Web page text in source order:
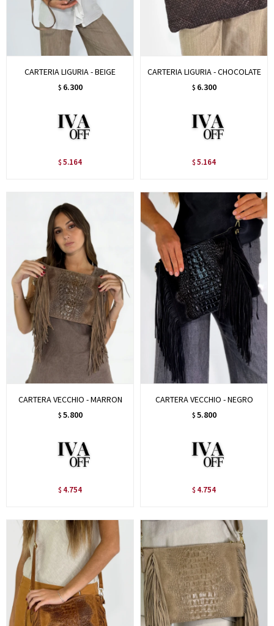
CARTERIA LIGURIA - BEIGE
$ 6.300
$ 5.164
CARTERIA LIGURIA - CHOCOLATE
$ 6.300
$ 5.164
CARTERA VECCHIO - MARRON
$ 5.800
$ 4.754
CARTERA VECCHIO - NEGRO
$ 5.800
$ 4.754